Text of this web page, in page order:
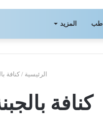
طب المزيد
الرئيسية / كنافة
كنافة